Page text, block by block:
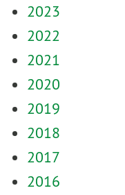
2023
2022
2021
2020
2019
2018
2017
2016